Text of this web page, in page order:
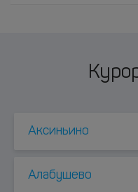
Аксиньино
Алабушево